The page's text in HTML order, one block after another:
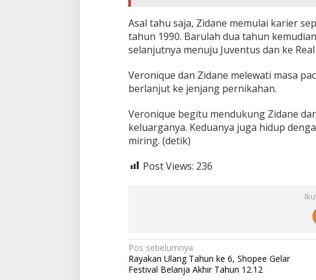
Asal tahu saja, Zidane memulai karier
tahun 1990. Barulah dua tahun
selanjutnya menuju Juventus dan ke
Veronique dan Zidane melewati masa
berlanjut ke jenjang pernikahan.
Veronique begitu mendukung Zidane
keluarganya. Keduanya juga hidup
miring. (detik)
Post Views: 236
Navigasi
pos
Pos sebelumnya
Rayakan Ulang Tahun ke 6, Shopee Gelar
Festival Belanja Akhir Tahun 12.12